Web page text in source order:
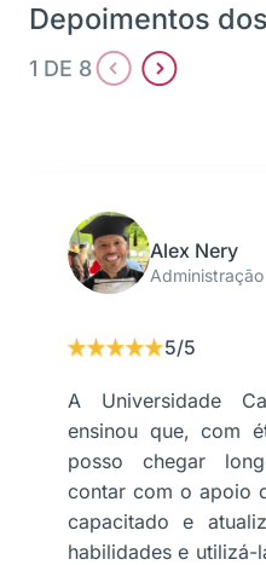
Depoimentos
1 DE 8
Alex Nery
Administração
5/5
A Universidade
ensinou que, com
posso chegar
contar com o apoio
capacitado e
habilidades e utilizá-